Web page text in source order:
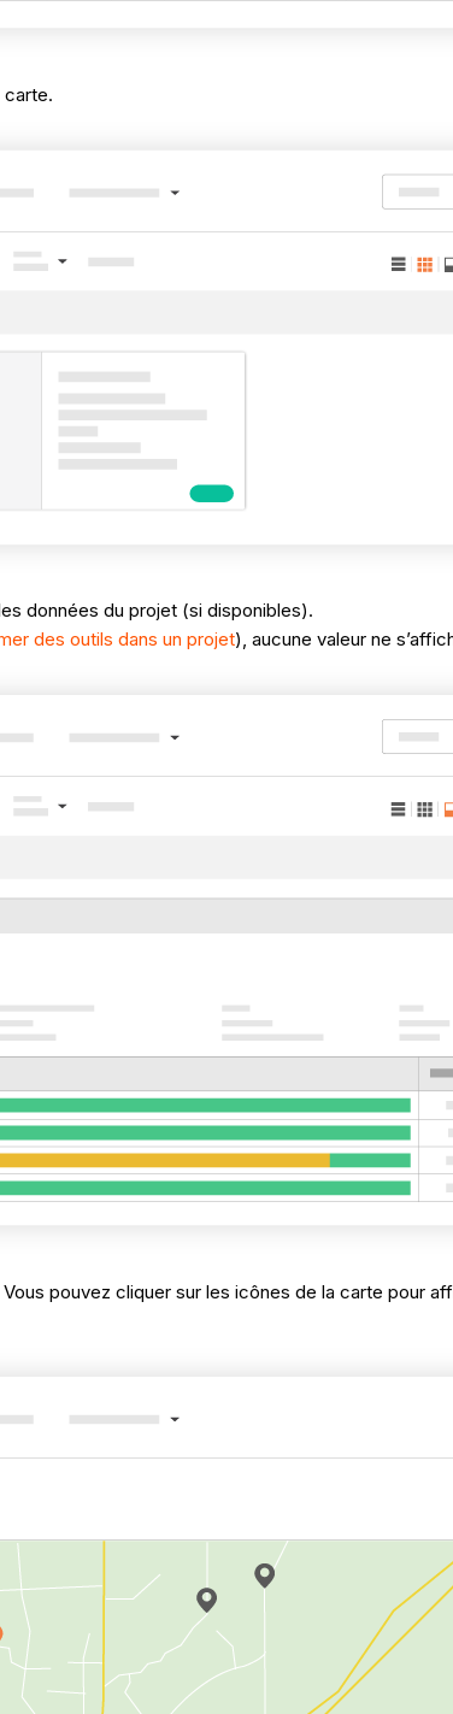
données du projet (si disponibles).
des outils dans un projet), aucune valeur ne
pouvez cliquer sur les icônes de la carte pour